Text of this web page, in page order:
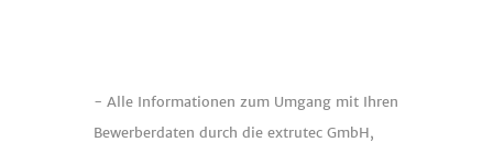
- Alle Informationen zum Umgang mit Ihren
Bewerberdaten durch die extrutec GmbH,